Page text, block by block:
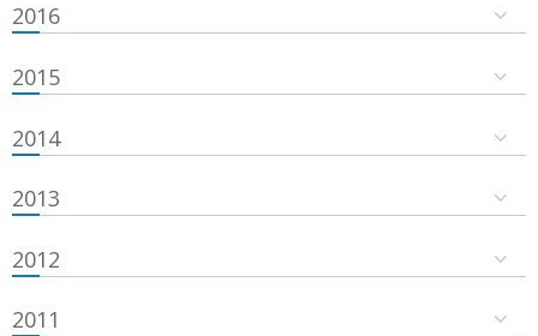
2016
2015
2014
2013
2012
2011